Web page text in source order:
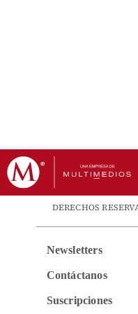
DERECHOS
Newsletters
Contáctanos
Suscripciones